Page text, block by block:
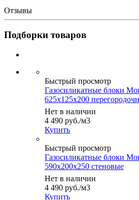
Отзывы
Подборки товаров
Быстрый просмотр
Газосиликатные блоки
625x125x200
Нет в наличии
4 490 руб./м3
Купить
Быстрый просмотр
Газосиликатные блоки
590x200x250 стеновые
Нет в наличии
4 490 руб./м3
Купить